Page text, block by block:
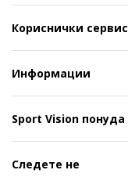
Кориснички сервис
Информации
Sport Vision понуда
Следете не